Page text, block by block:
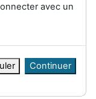
avec un
Continuer